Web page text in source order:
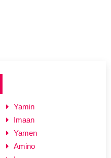
Yamin
Imaan
Yamen
Amino